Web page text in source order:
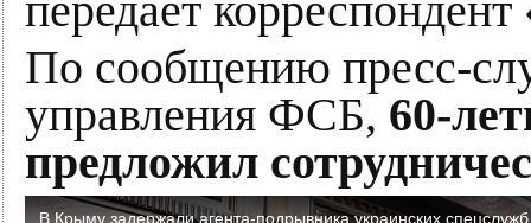
передает
По сообщению пресс-
управления ФСБ, 60-
предложил